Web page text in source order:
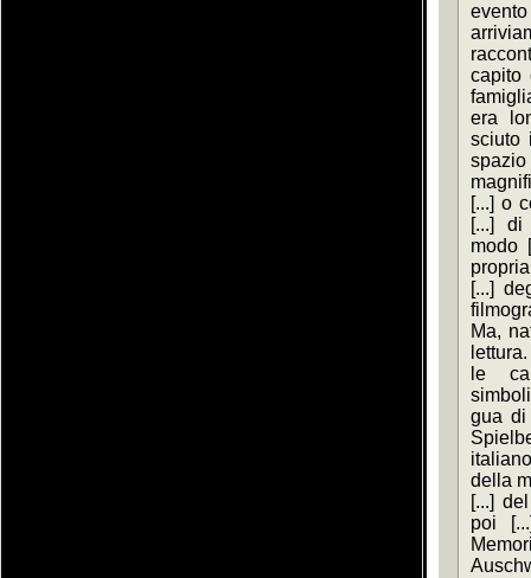
capito
era
sciuto
[...] o
[...] di
modo
[...]
Ma,
le
gua di
della
[...]
poi